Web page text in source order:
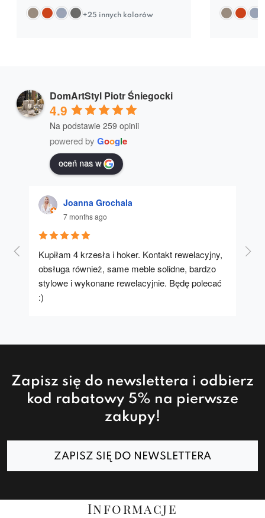
+25 innych kolorów
DomArtStyl Piotr Śniegocki
4.9
Na podstawie 259 opinii
powered by Google
oceń nas w
Joanna Grochala
7 months ago
Kupiłam 4 krzesła i hoker. Kontakt rewelacyjny,
obsługa również, same meble solidne, bardzo
stylowe i wykonane rewelacyjnie. Będę polecać
:)
A
Zapisz się do newslettera i odbierz
kod rabatowy 5% na pierwsze
zakupy!
ZAPISZ SIĘ DO NEWSLETTERA
Informacje